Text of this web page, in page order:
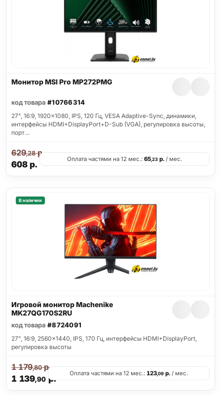
Монитор MSI Pro MP272PMG
код товара #10766314
27", 16:9, 1920x1080, IPS, 120 Гц, VESA Adaptive-Sync, динамики,
интерфейсы HDMI+DisplayPort+D-Sub (VGA), регулировка высоты,
порт…
608р.
629,28р.
Оплата частями на 12 мес.: 65,23р./ мес.
В наличии
Игровой монитор Machenike
MK27QG170S2RU
код товара #8724091
27", 16:9, 2560x1440, IPS, 170 Гц, интерфейсы HDMI+DisplayPort,
регулировка высоты
1 139,90 р.
1 179,80р.
Оплата частями на 12 мес.: 123,09р./ мес.